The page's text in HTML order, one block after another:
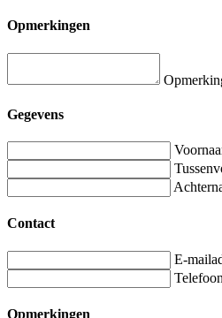
Opmerkingen
Gegevens
Contact
E-
Opmerkingen